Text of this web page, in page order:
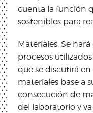
cuenta la función
sostenibles para
Materiales: Se
procesos
que se discutirá
materiales base a
consecución de
del laboratorio y